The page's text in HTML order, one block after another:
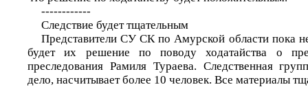
------------
Следствие будет тщательным
Представители СУ СК по Амурской области пока
будет их решение по поводу ходатайства о
преследования Рамиля Тураева. Следственная
дело, насчитывает более 10 человек. Все материалы